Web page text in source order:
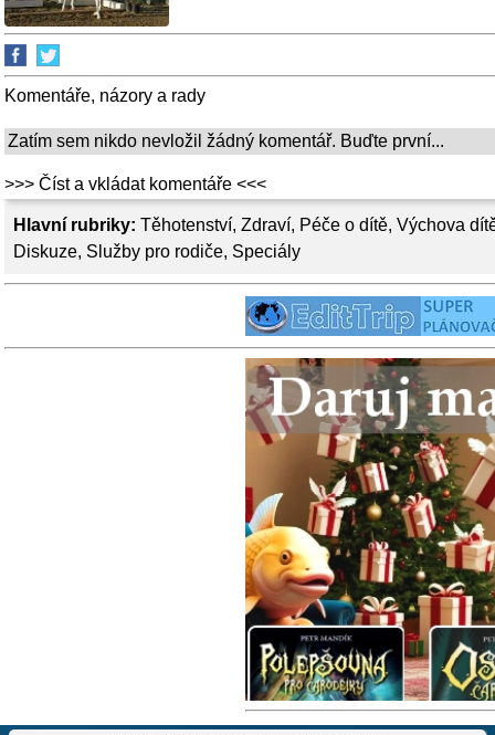
Hlavní rubriky: Těhotenství, Zdraví, Péče o dítě, Výchova
Diskuze, Služby pro rodiče, Speciály
Komentáře, názory a rady
Zatím sem nikdo nevložil žádný komentář. Buďte první...
>>> Číst a vkládat komentáře <<<